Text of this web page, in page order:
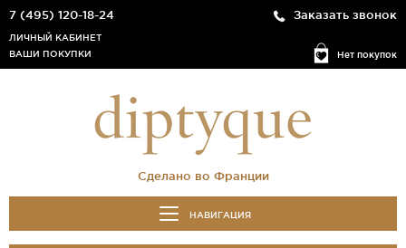
7 (495) 120-18-24 Заказать звонок
Нет покупок
ЛИЧНЫЙ КАБИНЕТ
ВАШИ ПОКУПКИ
Сделано во Франции
НАВИГАЦИЯ